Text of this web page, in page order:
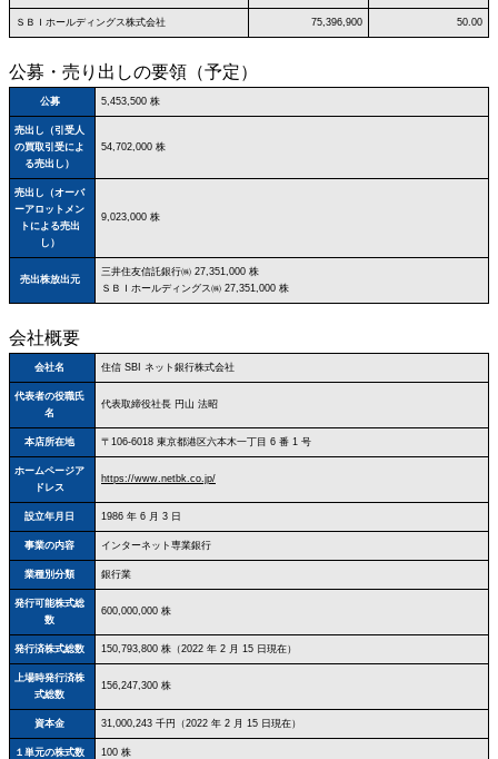
ＳＢＩホールディングス株式会社 75,396,900 50.00
公募・売り出しの要領（予定）
公募 5,453,500 株
売出し（引受人
の買取引受によ
る売出し）
54,702,000 株
売出し（オーバ
ーアロットメン
トによる売出
し）
9,023,000 株
売出株放出元
三井住友信託銀行㈱ 27,351,000 株
ＳＢＩホールディングス㈱ 27,351,000 株
会社概要
会社名 住信 SBI ネット銀行株式会社
代表者の役職氏
名
代表取締役社長 円山 法昭
本店所在地 〒106‐6018 東京都港区六本木一丁目 6 番 1 号
ホームページア
ドレス
https://www.netbk.co.jp/
設立年月日 1986 年 6 月 3 日
事業の内容 インターネット専業銀行
業種別分類 銀行業
発行可能株式総
数
600,000,000 株
発行済株式総数 150,793,800 株（2022 年 2 月 15 日現在）
上場時発行済株
式総数
156,247,300 株
資本金 31,000,243 千円（2022 年 2 月 15 日現在）
１単元の株式数 100 株